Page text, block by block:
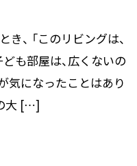
、 「このリビングは、
も部屋は、広くないの
気になったことはあり
大 […]